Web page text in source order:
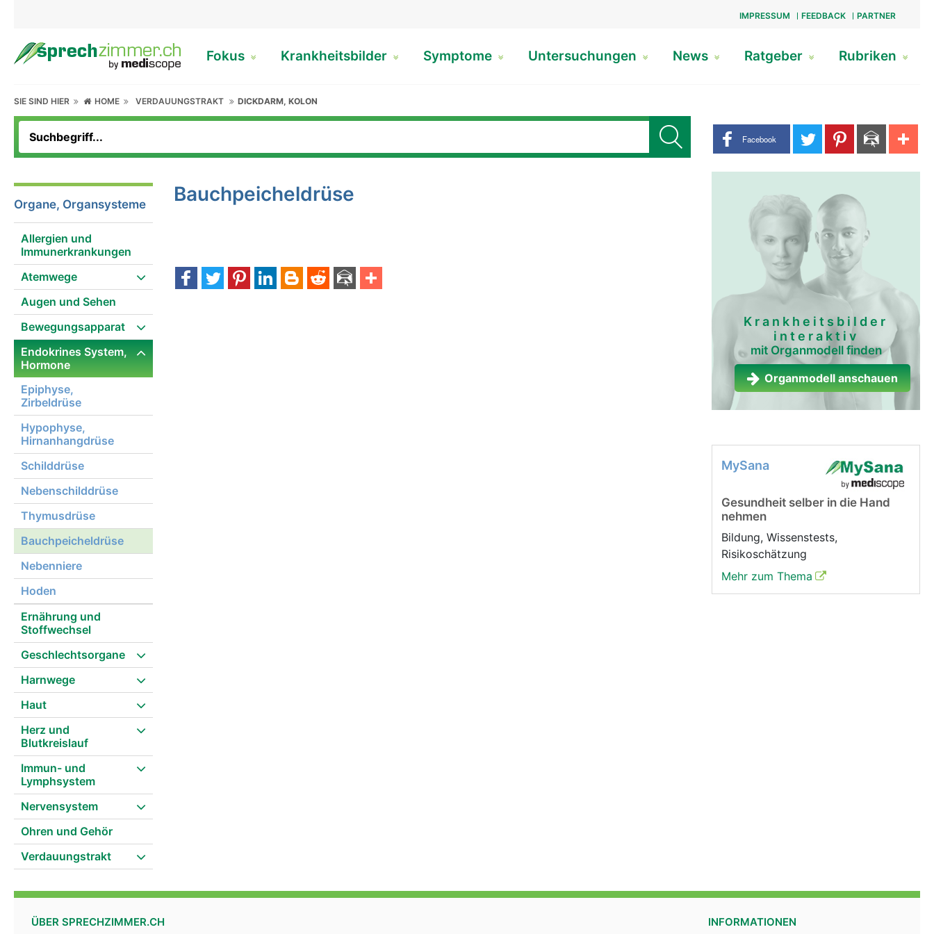
IMPRESSUM FEEDBACK PARTNER
Fokus Krankheitsbilder Symptome Untersuchungen News Ratgeber Rubriken
SIE SIND HIER HOME VERDAUUNGSTRAKT DICKDARM, KOLON
Share buttons
Facebook
Organe, Organsysteme
Allergien und
Immunerkrankungen
Atemwege
Augen und Sehen
Bewegungsapparat
Endokrines System,
Hormone
Epiphyse,
Zirbeldrüse
Hypophyse,
Hirnanhangdrüse
Schilddrüse
Nebenschilddrüse
Thymusdrüse
Bauchpeicheldrüse
Nebenniere
Hoden
Ernährung und
Stoffwechsel
Geschlechtsorgane
Harnwege
Haut
Herz und
Blutkreislauf
Immun- und
Lymphsystem
Nervensystem
Ohren und Gehör
Verdauungstrakt
Bauchpeicheldrüse
Krankheitsbilder
interaktiv
mit Organmodell finden
Organmodell anschauen
MySana
Gesundheit selber in die Hand
nehmen
Bildung, Wissenstests,
Risikoschätzung
Mehr zum Thema
ÜBER SPRECHZIMMER.CH INFORMATIONEN